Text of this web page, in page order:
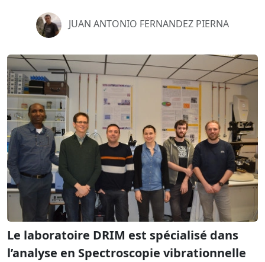
JUAN ANTONIO FERNANDEZ PIERNA
Le laboratoire DRIM est spécialisé dans
l’analyse en Spectroscopie vibrationnelle